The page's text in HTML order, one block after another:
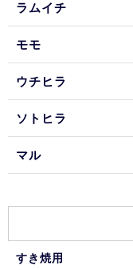
ラムイチ
モモ
ウチヒラ
ソトヒラ
マル
すき焼用